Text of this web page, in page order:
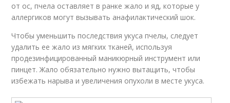
от ос, пчела оставляет в ранке жало и яд, которые у
аллергиков могут вызывать анафилактический шок.
Чтобы уменьшить последствия укуса пчелы, следует
удалить ее жало из мягких тканей, используя
продезинфицированный маникюрный инструмент или
пинцет. Жало обязательно нужно вытащить, чтобы
избежать нарыва и увеличения опухоли в месте укуса.